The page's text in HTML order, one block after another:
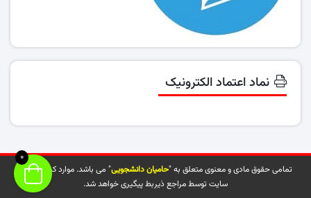
نماد اعتماد الکترونیک
تمامی حقوق مادی و معنوی متعلق به "حامیان دانشجویی" می باشد. موارد کپی شده از
سایت توسط مراجع ذیربط پیگیری خواهد شد.
0